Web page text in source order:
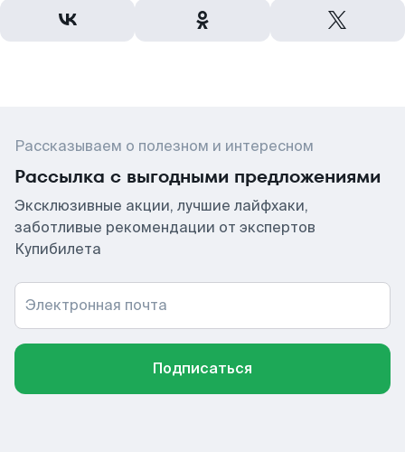
Рассказываем о полезном и интересном
Рассылка с выгодными предложениями
Эксклюзивные акции, лучшие лайфхаки,
заботливые рекомендации от экспертов
Купибилета
Электронная почта
Подписаться